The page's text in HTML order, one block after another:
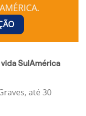
SulAmérica
até 30